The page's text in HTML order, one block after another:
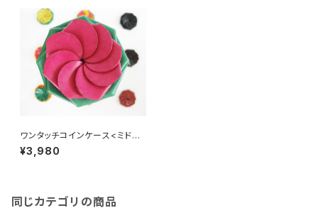
ワンタッチコインケース<ミドリ×
ピンク>
¥3,980
同じカテゴリの商品